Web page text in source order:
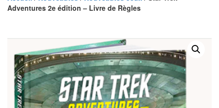
Pièces
d’échecs
classiques
Coffrets
Adventures 2e édition – Livre de Règles